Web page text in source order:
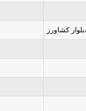
کشاورز